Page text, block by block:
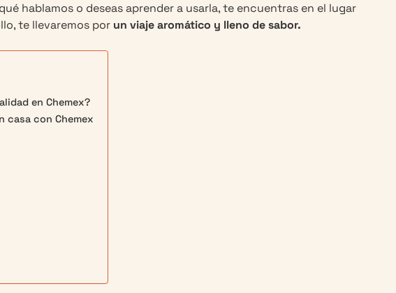
hablamos o deseas aprender a usarla, te encuentras en el lugar
te llevaremos por un viaje aromático y lleno de sabor.
en Chemex?
casa con Chemex